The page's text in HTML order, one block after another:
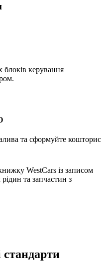
блоків керування
та сформуйте кошторис
WestCars із записом
та запчастин з